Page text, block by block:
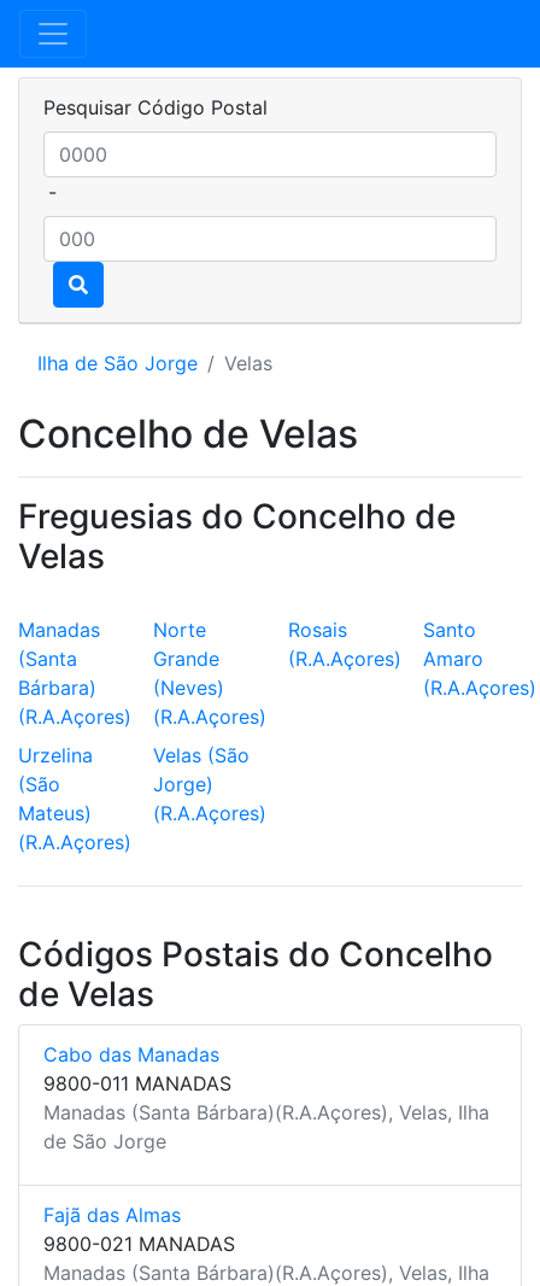
Pesquisar Código Postal
-
Ilha de São Jorge Velas
Concelho de Velas
Freguesias do Concelho de
Velas
Manadas
(Santa
Bárbara)
(R.A.Açores)
Norte
Grande
(Neves)
(R.A.Açores)
Rosais
(R.A.Açores)
Santo
Amaro
(R.A.Açores)
Urzelina
(São
Mateus)
(R.A.Açores)
Velas (São
Jorge)
(R.A.Açores)
Códigos Postais do Concelho
de Velas
Cabo das Manadas
9800-011 MANADAS
Manadas (Santa Bárbara)(R.A.Açores), Velas, Ilha
de São Jorge
Fajã das Almas
9800-021 MANADAS
Manadas (Santa Bárbara)(R.A.Açores), Velas, Ilha